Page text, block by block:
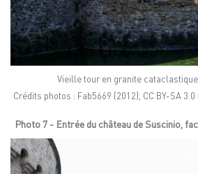
Vieille tour en granite
Crédits photos : Fab5669 (2012), CC BY-SA
Photo 7 - Entrée du château de Suscinio,